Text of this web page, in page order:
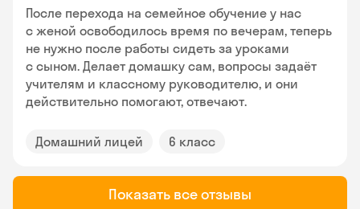
После перехода на семейное обучение у нас
с женой освободилось время по вечерам, теперь
не нужно после работы сидеть за уроками
с сыном. Делает домашку сам, вопросы задаёт
учителям и классному руководителю, и они
действительно помогают, отвечают.
Домашний лицей 6 класс
Показать все отзывы